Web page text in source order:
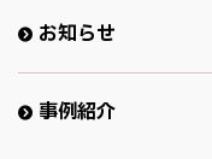
お知らせ
事例紹介